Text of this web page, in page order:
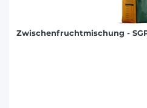
Zwischenfruchtmischung -